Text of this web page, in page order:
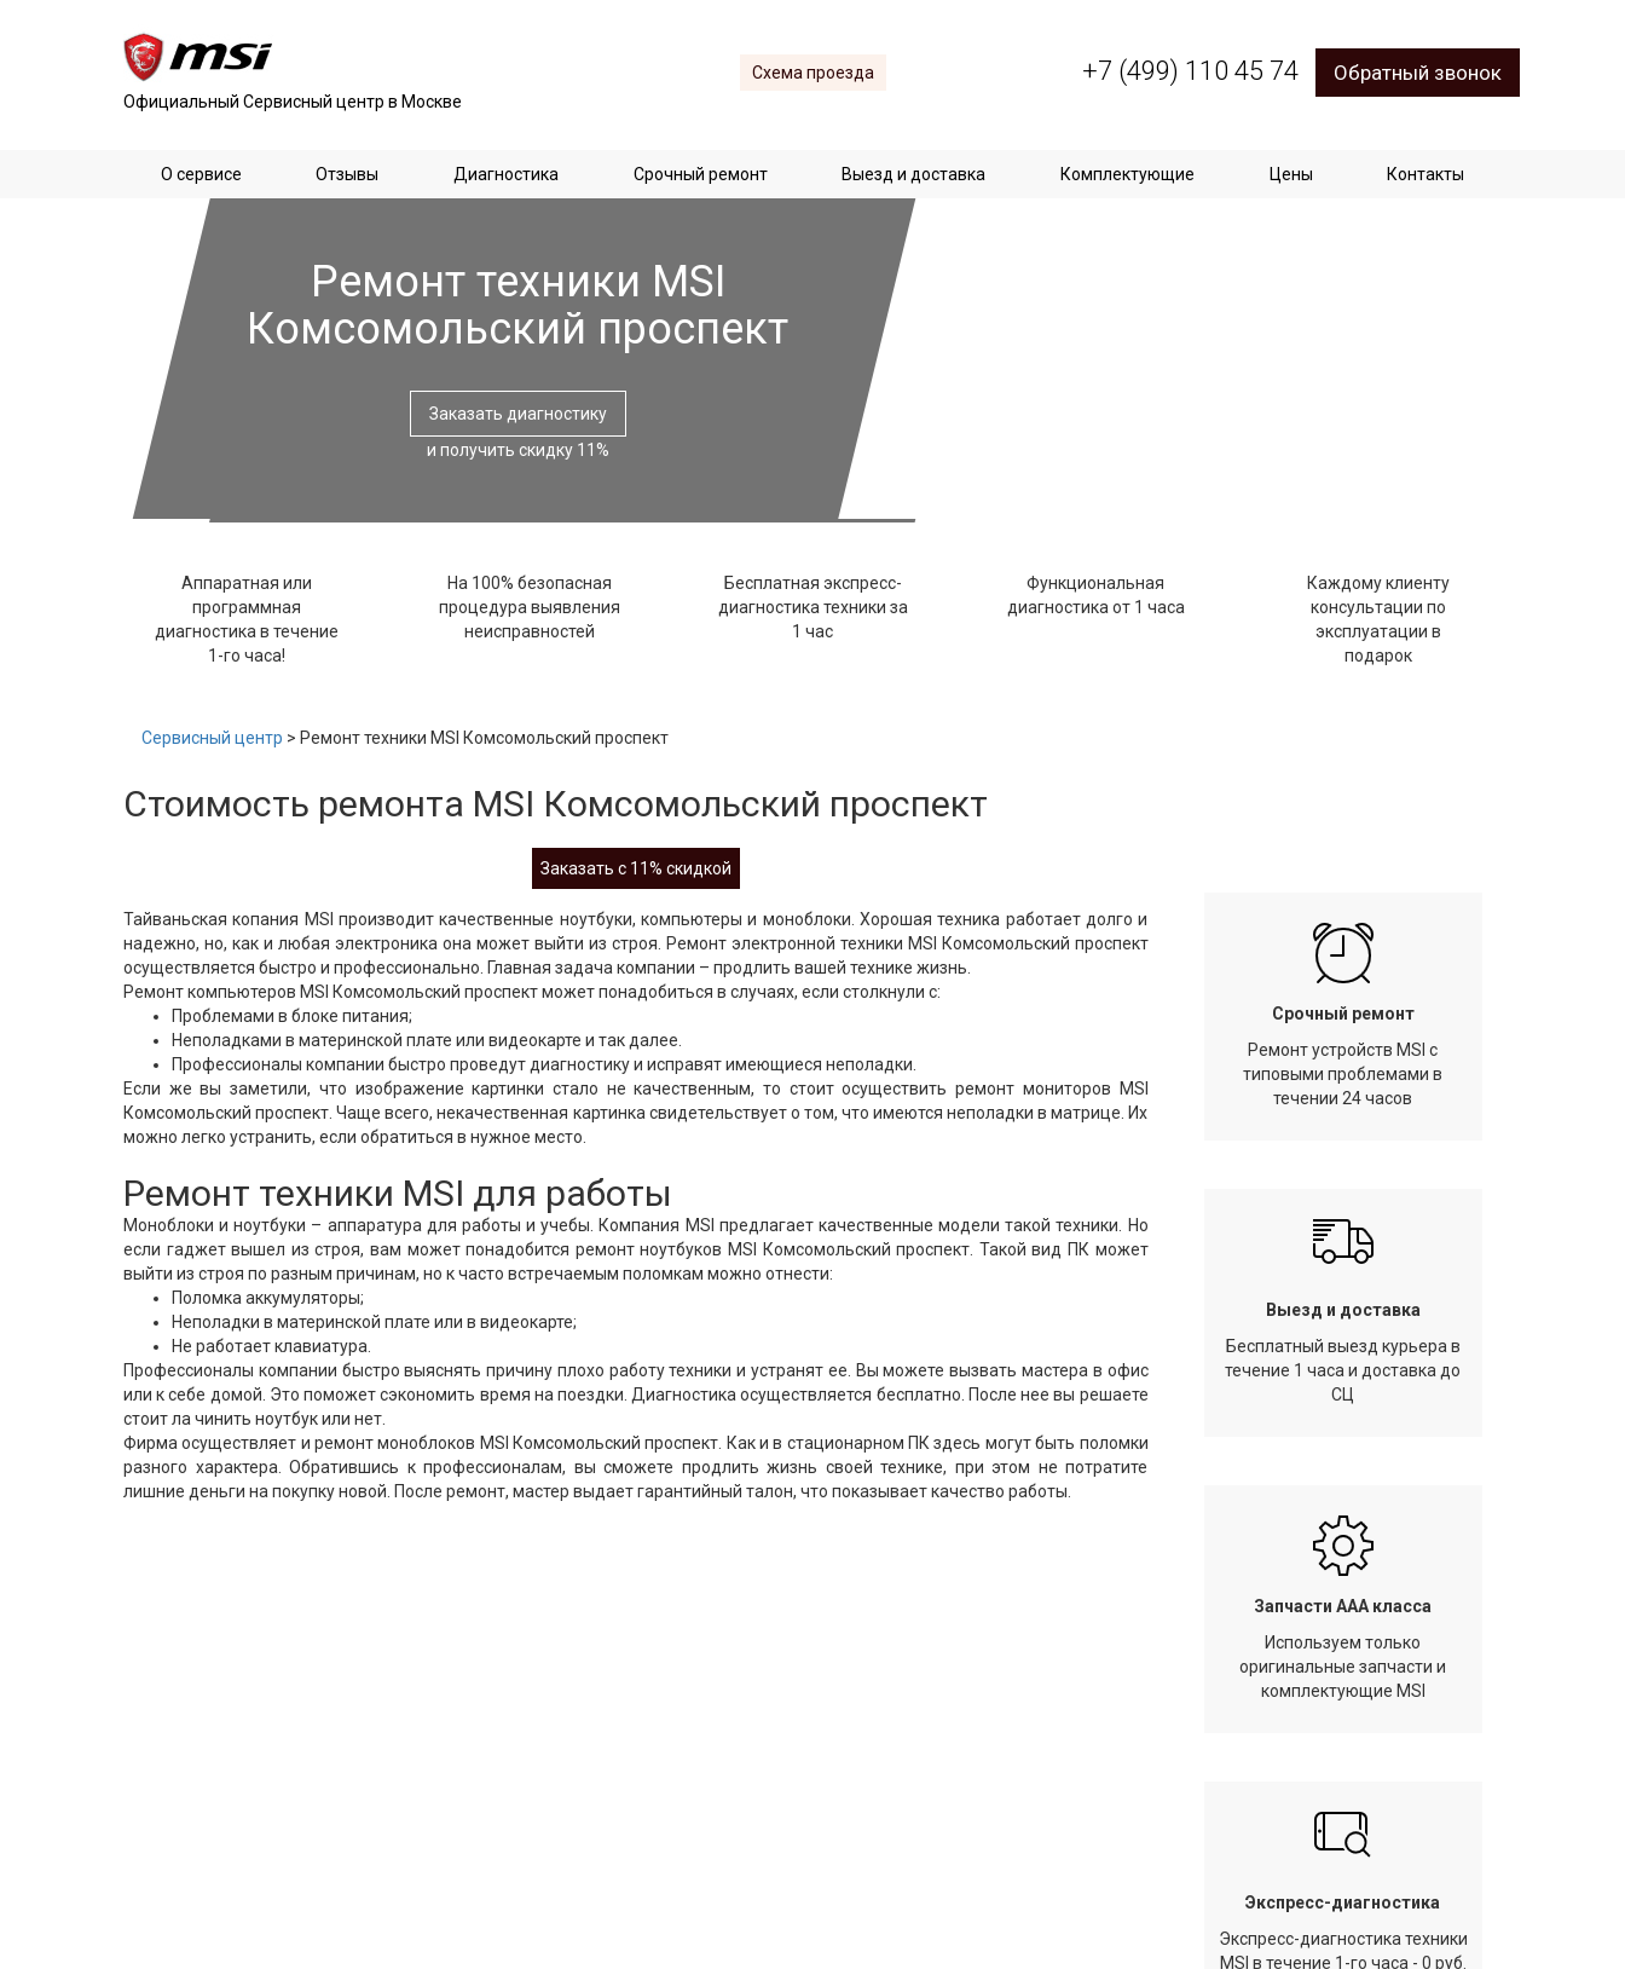
Официальный Сервисный центр в Москве
Схема проезда +7 (499) 110 45 74 Обратный звонок
О сервисе Отзывы Диагностика Срочный ремонт Выезд и доставка Комплектующие Цены Контакты
Ремонт техники MSI
Комсомольский проспект
Заказать диагностику
и получить скидку 11%
Аппаратная или
программная
диагностика в течение
1-го часа!
На 100% безопасная
процедура выявления
неисправностей
Бесплатная экспресс-
диагностика техники за
1 час
Функциональная
диагностика от 1 часа
Каждому клиенту
консультации по
эксплуатации в
подарок
Сервисный центр > Ремонт техники MSI Комсомольский проспект
Стоимость ремонта MSI Комсомольский проспект
Заказать с 11% скидкой
Тайваньская копания MSI производит качественные ноутбуки, компьютеры и моноблоки. Хорошая техника работает долго и
надежно, но, как и любая электроника она может выйти из строя. Ремонт электронной техники MSI Комсомольский проспект
осуществляется быстро и профессионально. Главная задача компании – продлить вашей технике жизнь.
Ремонт компьютеров MSI Комсомольский проспект может понадобиться в случаях, если столкнули с:
Проблемами в блоке питания;
Неполадками в материнской плате или видеокарте и так далее.
Профессионалы компании быстро проведут диагностику и исправят имеющиеся неполадки.
Если же вы заметили, что изображение картинки стало не качественным, то стоит осуществить ремонт мониторов MSI
Комсомольский проспект. Чаще всего, некачественная картинка свидетельствует о том, что имеются неполадки в матрице. Их
можно легко устранить, если обратиться в нужное место.
Ремонт техники MSI для работы
Моноблоки и ноутбуки – аппаратура для работы и учебы. Компания MSI предлагает качественные модели такой техники. Но
если гаджет вышел из строя, вам может понадобится ремонт ноутбуков MSI Комсомольский проспект. Такой вид ПК может
выйти из строя по разным причинам, но к часто встречаемым поломкам можно отнести:
Поломка аккумуляторы;
Неполадки в материнской плате или в видеокарте;
Не работает клавиатура.
Профессионалы компании быстро выяснять причину плохо работу техники и устранят ее. Вы можете вызвать мастера в офис
или к себе домой. Это поможет сэкономить время на поездки. Диагностика осуществляется бесплатно. После нее вы решаете
стоит ла чинить ноутбук или нет.
Фирма осуществляет и ремонт моноблоков MSI Комсомольский проспект. Как и в стационарном ПК здесь могут быть поломки
разного характера. Обратившись к профессионалам, вы сможете продлить жизнь своей технике, при этом не потратите
лишние деньги на покупку новой. После ремонт, мастер выдает гарантийный талон, что показывает качество работы.
Срочный ремонт
Ремонт устройств MSI с
типовыми проблемами в
течении 24 часов
Выезд и доставка
Бесплатный выезд курьера в
течение 1 часа и доставка до
СЦ
Запчасти AAA класса
Используем только
оригинальные запчасти и
комплектующие MSI
Экспресс-диагностика
Экспресс-диагностика техники
MSI в течение 1-го часа - 0 руб.